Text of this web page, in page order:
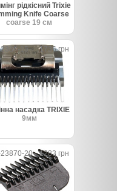
рідкісний Trixie
Knife Coarse
coarse 19 см
15 1736 грн
насадка TRIXIE
9мм
20 1283 грн